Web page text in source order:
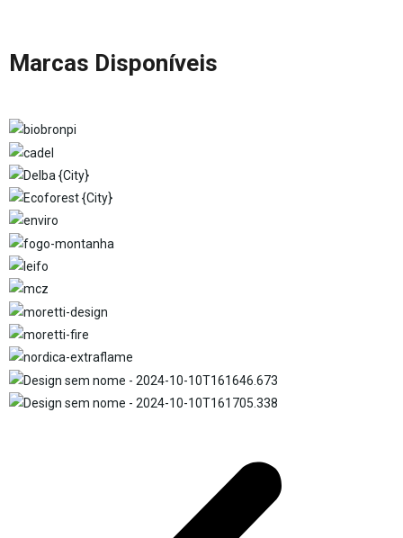
Marcas Disponíveis